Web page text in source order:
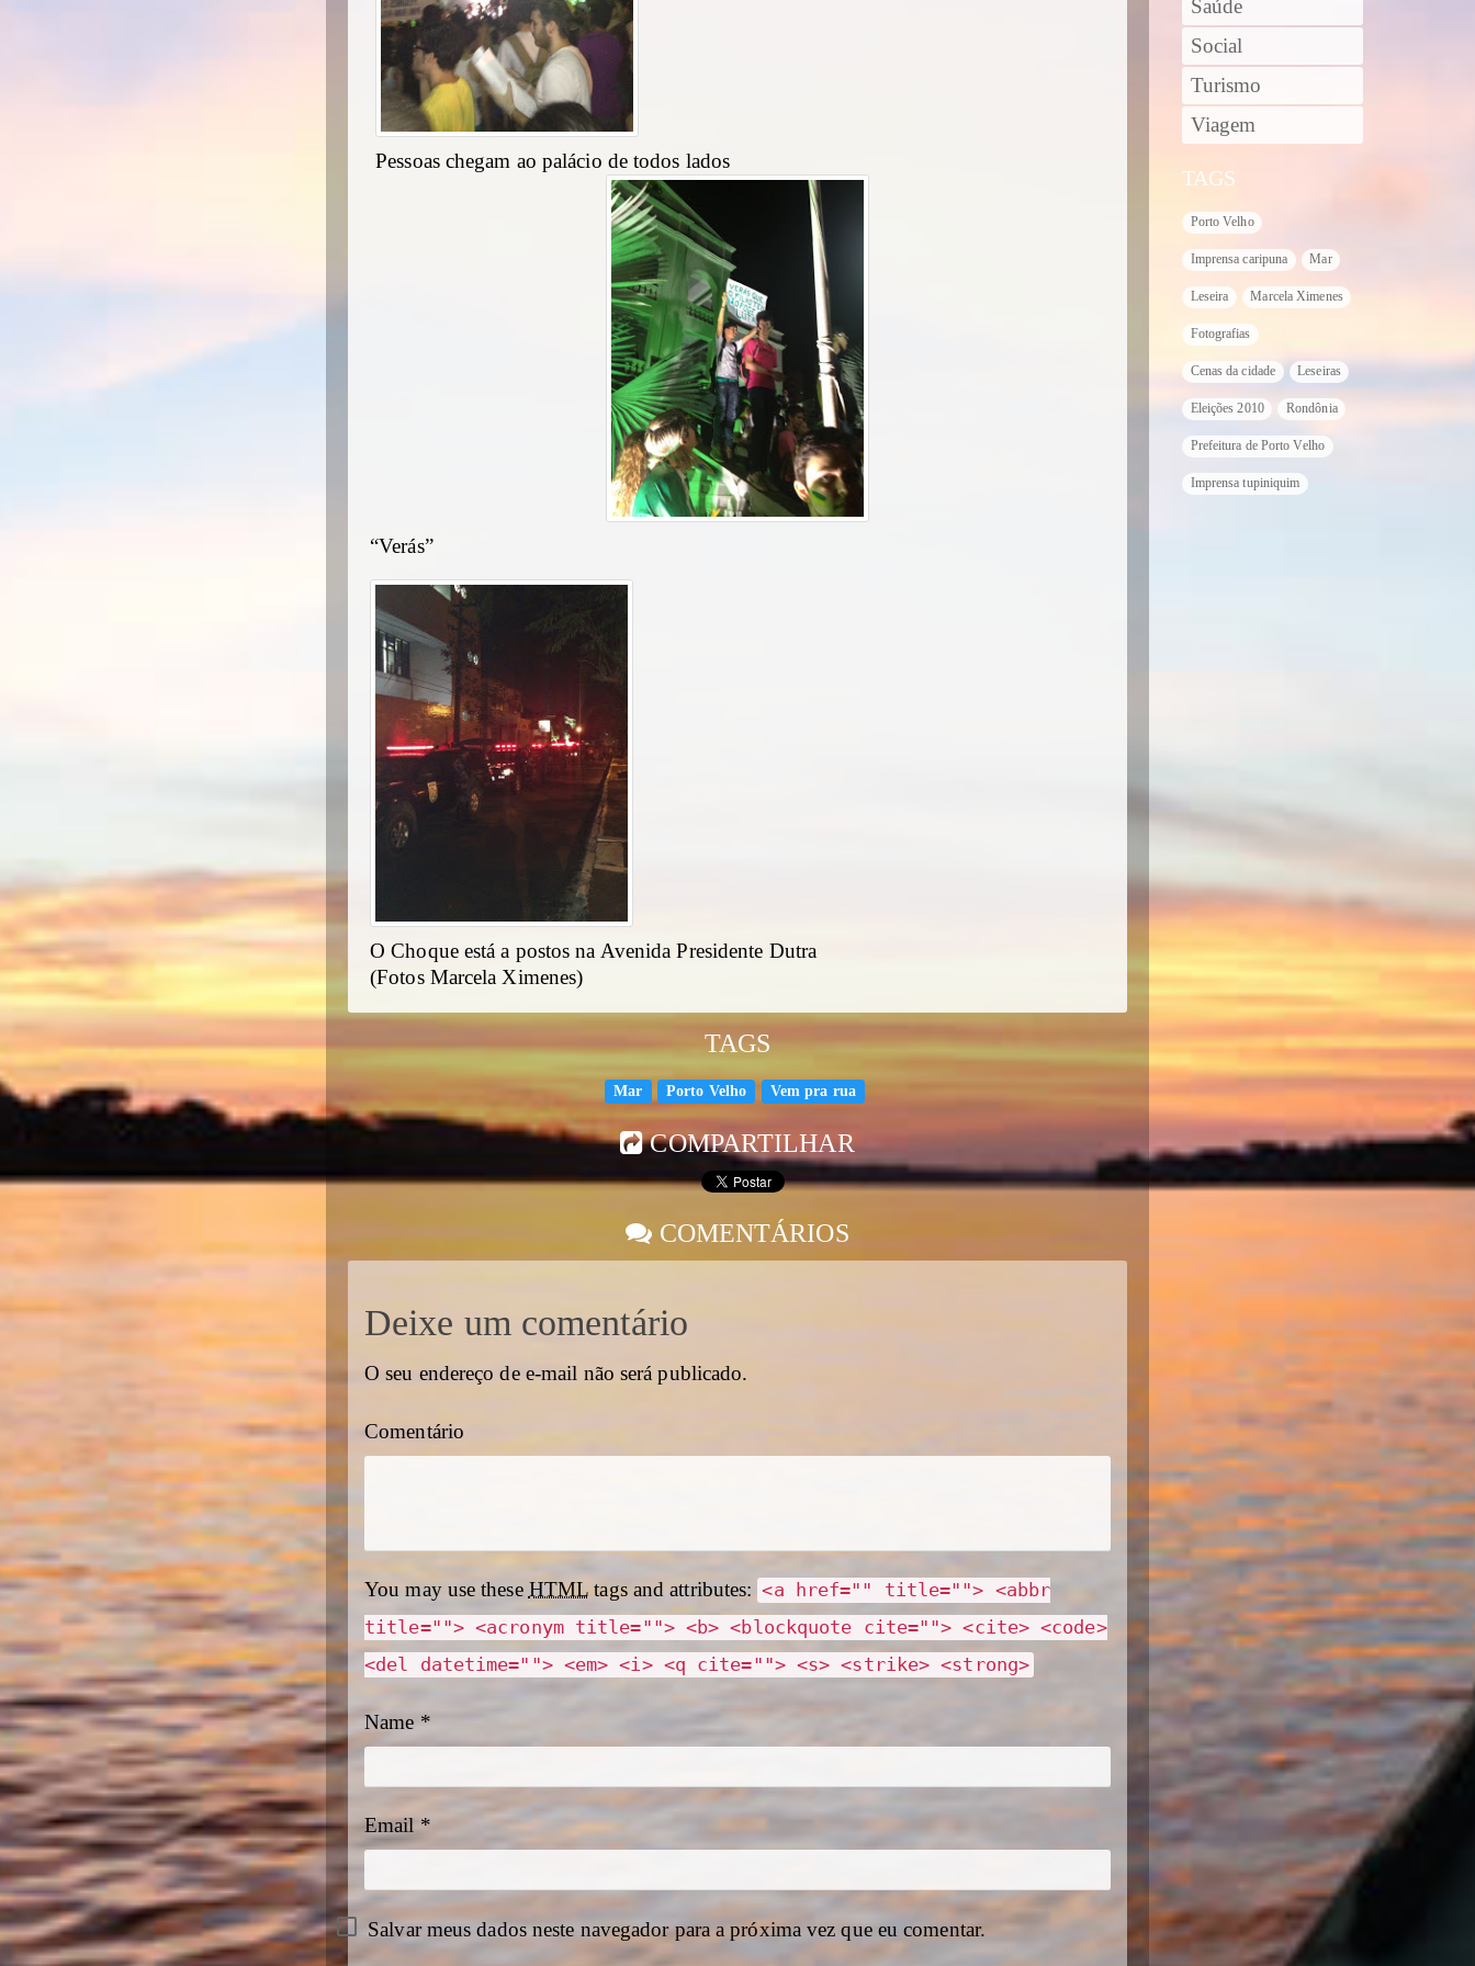
Pessoas chegam ao palácio de todos lados
“Verás”
O Choque está a postos na Avenida Presidente Dutra
(Fotos Marcela Ximenes)
TAGS
Mar Porto Velho Vem pra rua
COMPARTILHAR
COMENTÁRIOS
Deixe um comentário
O seu endereço de e-mail não será publicado.
Comentário
You may use these HTML tags and attributes: <a href="" title=""> <abbr
title=""> <acronym title=""> <b> <blockquote cite=""> <cite> <code>
<del datetime=""> <em> <i> <q cite=""> <s> <strike> <strong>
Name *
Email *
Salvar meus dados neste navegador para a próxima vez que eu comentar.
Saúde
Social
Turismo
Viagem
TAGS
Porto Velho
Imprensa caripuna Mar
Leseira Marcela Ximenes
Fotografias
Cenas da cidade Leseiras
Eleições 2010 Rondônia
Prefeitura de Porto Velho
Imprensa tupiniquim